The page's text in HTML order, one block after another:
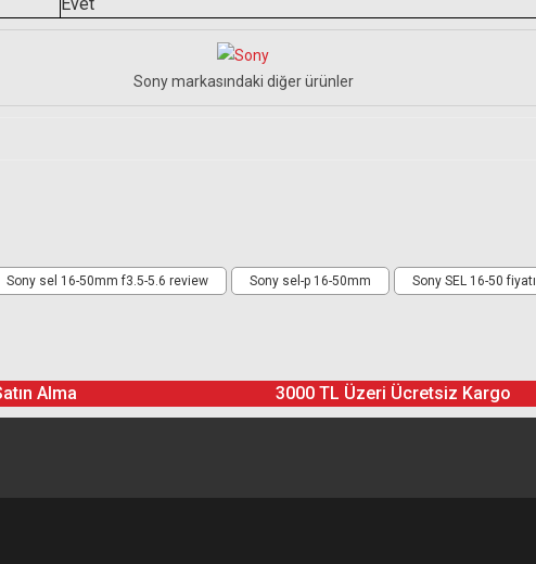
Sony markasındaki diğer ürünler
Sony sel 16-50mm f3.5-5.6 review Sony sel-p 16-50mm Sony SEL 16-50 fiyatı
Alma 3000 TL Üzeri Ücretsiz Kargo